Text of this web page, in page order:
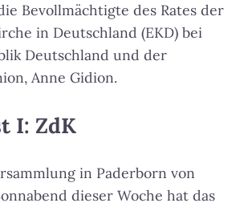
Bevollmächtigte des Rates der
in Deutschland (EKD) bei
Deutschland und der
Anne Gidion.
I: ZdK
in Paderborn von
dieser Woche hat das